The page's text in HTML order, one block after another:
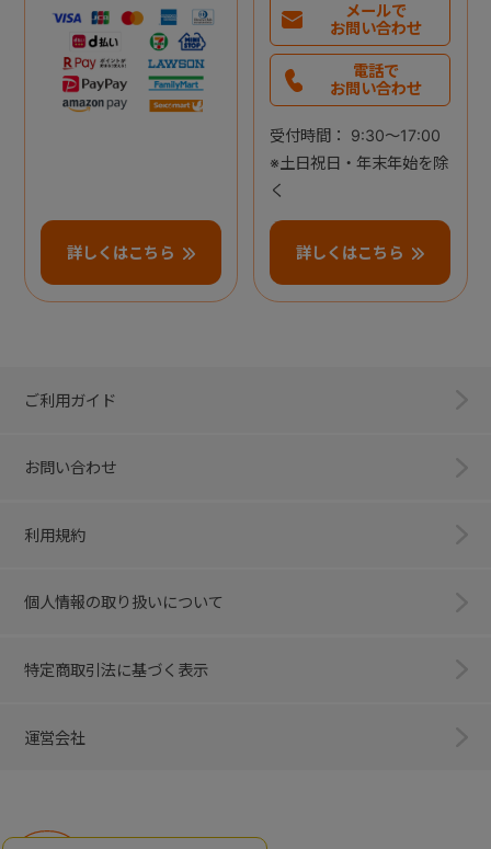
詳しくはこちら
メールで
お問い合わせ
電話で
お問い合わせ
受付時間： 9:30～17:00
※土日祝日・年末年始を除
く
詳しくはこちら
ご利用ガイド
お問い合わせ
利用規約
個人情報の取り扱いについて
特定商取引法に基づく表示
運営会社